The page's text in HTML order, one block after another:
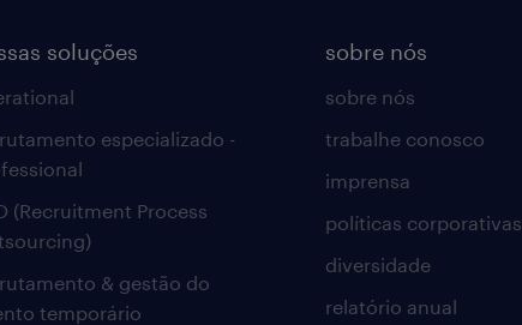
soluções
especializado -
(Recruitment Process
& gestão do
temporário
sobre nós
sobre nós
trabalhe conosco
imprensa
políticas corporativas
diversidade
relatório anual